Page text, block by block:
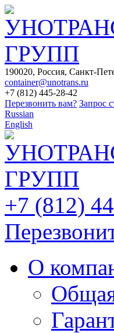
190020, Россия, Санкт-
container@unotrans.ru
+7 (812) 445-28-42
Перезвонить вам? Запрос
Russian
English
+7 (812)
О